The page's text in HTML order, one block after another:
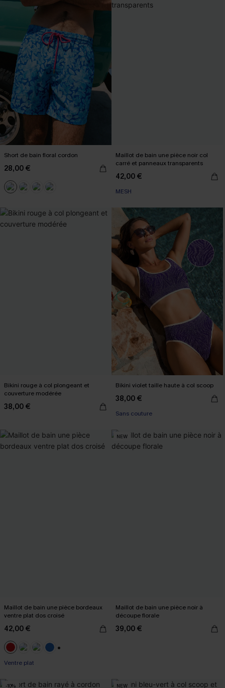
Short de bain floral cordon
28,00 €
Maillot de bain une pièce noir col
carré et panneaux transparents
42,00 €
MESH
Bikini rouge à col plongeant et
couverture modérée
38,00 €
Bikini violet taille haute à col scoop
38,00 €
Sans couture
Maillot de bain une pièce bordeaux
ventre plat dos croisé
42,00 €
Ventre plat
NEW
Maillot de bain une pièce noir à
découpe florale
39,00 €
-10% NEW